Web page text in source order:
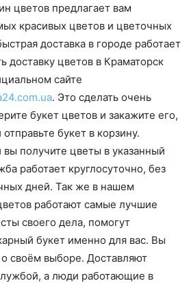
цветов предлагает вам
красивых цветов и цветочных
доставка в городе работает
доставку цветов в Краматорск
сайте
. Это сделать очень
букет цветов и закажите его,
букет в корзину.
вы получите цветы в указанный
работает круглосуточно, без
дней. Так же в нашем
работают самые лучшие
своего дела, помогут
букет именно для вас. Вы
своём выборе. Доставляют
а люди работающие в